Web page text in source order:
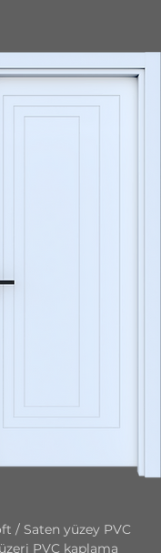
/ Saten yüzey PVC
PVC kaplama